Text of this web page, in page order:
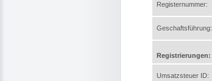
Registernummer:
Geschaftsführung:
Registrierungen:
Umsatzsteuer ID: